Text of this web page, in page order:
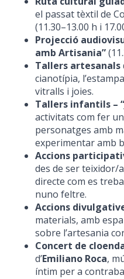
el passat tèxtil de
(11.30–13.00 h i
Projecció
amb Artisania”
Tallers artesanals
cianotípia,
vitralls i joies.
Tallers infantils –
activitats com fer
personatges amb
experimentar amb
Accions
des de ser teixidor/
directe com es
nuno feltre.
Accions
materials, amb
sobre l’artesania
Concert de
d’Emiliano Roca,
íntim per a